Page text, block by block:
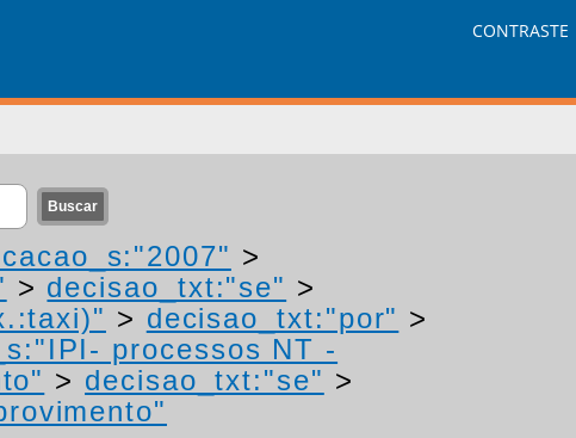
CONTRASTE
>
> decisao_txt:"se" >
> decisao_txt:"por" >
processos NT -
> decisao_txt:"se" >